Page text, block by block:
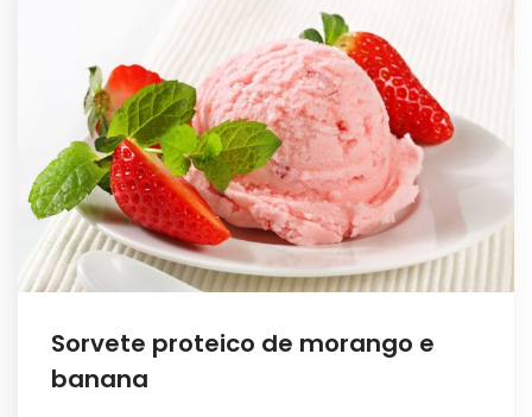
Sorvete proteico de morango e
banana